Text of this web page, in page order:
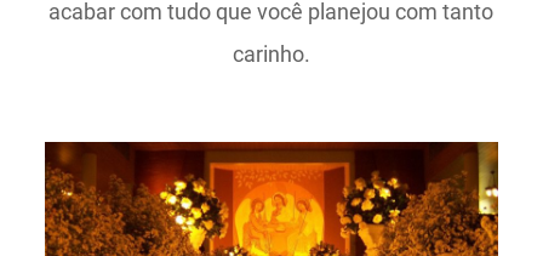
acabar com tudo que você planejou com tanto
carinho.